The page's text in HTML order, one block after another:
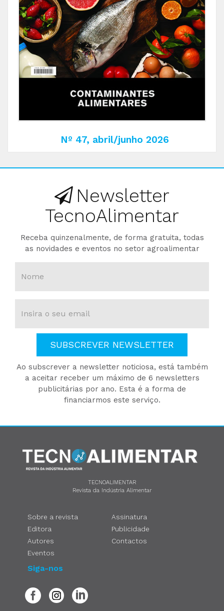
Nº 47, abril/junho 2026
Newsletter
TecnoAlimentar
Receba quinzenalmente, de forma gratuita, todas
as novidades e eventos no setor agroalimentar
SUBSCREVER NEWSLETTER
Ao subscrever a newsletter noticiosa, está também
a aceitar receber um máximo de 6 newsletters
publicitárias por ano. Esta é a forma de
financiarmos este serviço.
TECNOALIMENTAR
Revista da Indústria Alimentar
Sobre a revista
Editora
Autores
Eventos
Assinatura
Publicidade
Contactos
Siga-nos